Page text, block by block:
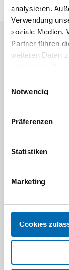
analysieren.
Verwendung
soziale Medien,
Partner führen
weiteren Daten
Notwendig
Präferenzen
Statistiken
Marketing
Cookies
Aktuelle
SELFCLEAN